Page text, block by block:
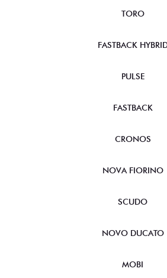
TORO
FASTBACK
PULSE
FASTBACK
CRONOS
NOVA FIORINO
SCUDO
NOVO DUCATO
MOBI